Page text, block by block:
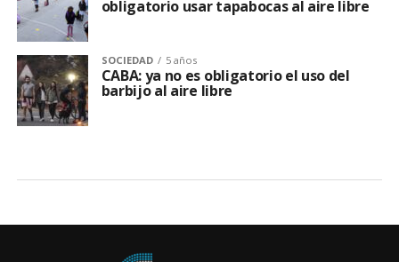
obligatorio usar tapabocas al aire libre
SOCIEDAD 5 años
CABA: ya no es obligatorio el uso del
barbijo al aire libre